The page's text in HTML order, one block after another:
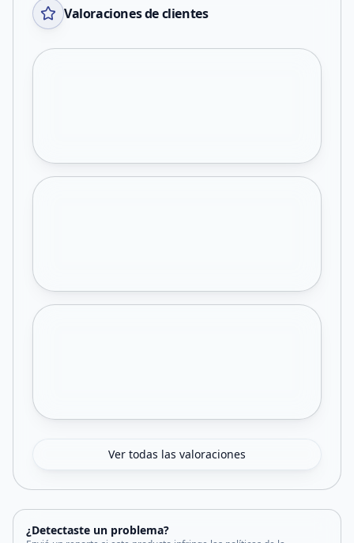
Valoraciones de clientes
Ver todas las valoraciones
¿Detectaste un problema?